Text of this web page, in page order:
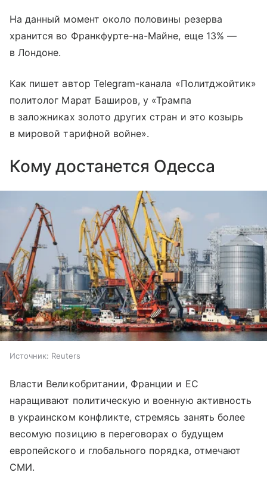
На данный момент около половины резерва
хранится во Франкфурте-на-Майне, еще 13% —
в Лондоне.
Как пишет автор Telegram-канала «Политджойтик»
политолог Марат Баширов, у «Трампа
в заложниках золото других стран и это козырь
в мировой тарифной войне».
Кому достанется Одесса
Источник: Reuters
Власти Великобритании, Франции и ЕС
наращивают политическую и военную активность
в украинском конфликте, стремясь занять более
весомую позицию в переговорах о будущем
европейского и глобального порядка, отмечают
СМИ.